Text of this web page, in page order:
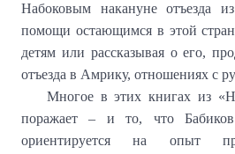
Набоковым накануне отъезда
помощи остающимся в этой
детям или рассказывая о его,
отъезда в Амрику, отношениях с
Многое в этих книгах из
поражает – и то, что
ориентируется на опыт